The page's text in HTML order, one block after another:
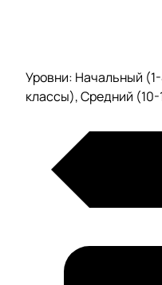
Уровни: Начальный
классы), Средний (10-